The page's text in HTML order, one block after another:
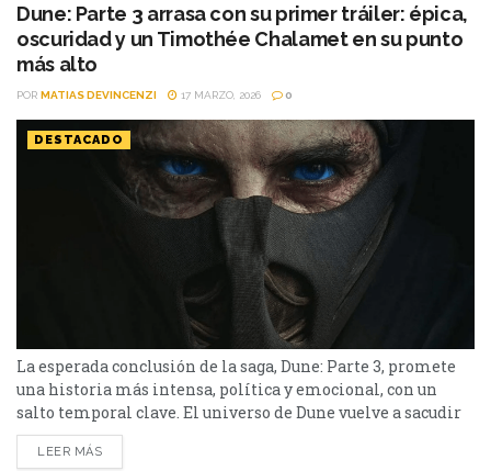
Dune: Parte 3 arrasa con su primer tráiler: épica,
oscuridad y un Timothée Chalamet en su punto
más alto
POR MATIAS DEVINCENZI 17 MARZO, 2026 0
DESTACADO
La esperada conclusión de la saga, Dune: Parte 3, promete
una historia más intensa, política y emocional, con un
salto temporal clave. El universo de Dune vuelve a sacudir
al mundo del cine. El primer tráiler de Dune: Parte 3 ya
está entre nosotros y confirma lo que muchos sospechaban:
LEER MÁS